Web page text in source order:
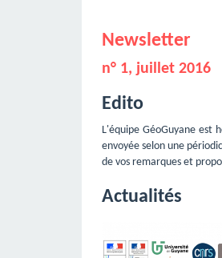
Newsletter
n° 1, juillet 2016
Edito
L'équipe GéoGuyane est
envoyée selon une
de vos remarques et
Actualités